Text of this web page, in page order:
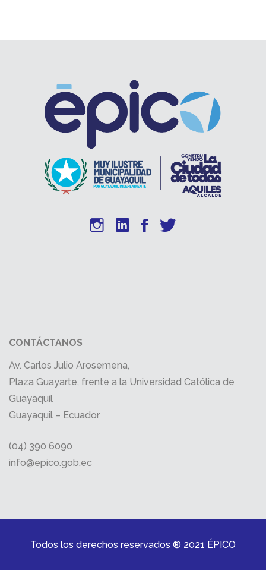
CONTÁCTANOS
Av. Carlos Julio Arosemena,
Plaza Guayarte, frente a la Universidad Católica de
Guayaquil
Guayaquil – Ecuador
(04) 390 6090
info@epico.gob.ec
Todos los derechos reservados ® 2021 ÉPICO